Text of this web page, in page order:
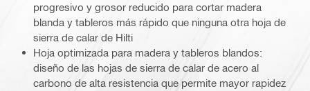
progresivo y grosor reducido para cortar madera
blanda y tableros más rápido que ninguna otra hoja de
sierra de calar de Hilti
Hoja optimizada para madera y tableros blandos:
diseño de las hojas de sierra de calar de acero al
carbono de alta resistencia que permite mayor rapidez